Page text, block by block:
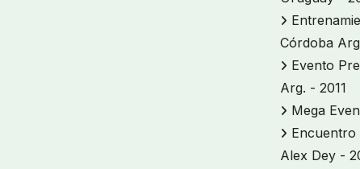
Córdoba
Evento
Arg. - 2011
Mega
Encuentro
Alex Dey -